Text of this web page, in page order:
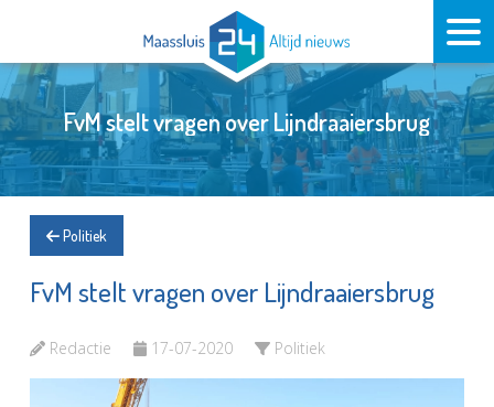
FvM stelt vragen over Lijndraaiersbrug
Politiek
FvM stelt vragen over Lijndraaiersbrug
Redactie 17-07-2020 Politiek